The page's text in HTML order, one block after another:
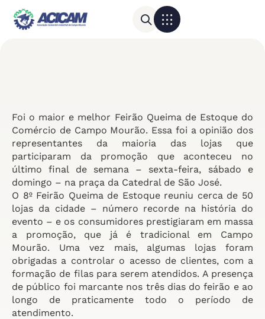
Foi o maior e melhor Feirão Queima de Estoque do
Comércio de Campo Mourão. Essa foi a opinião dos
representantes da maioria das lojas que
participaram da promoção que aconteceu no
último final de semana – sexta-feira, sábado e
domingo – na praça da Catedral de São José.
O 8º Feirão Queima de Estoque reuniu cerca de 50
lojas da cidade – número recorde na história do
evento – e os consumidores prestigiaram em massa
a promoção, que já é tradicional em Campo
Mourão. Uma vez mais, algumas lojas foram
obrigadas a controlar o acesso de clientes, com a
formação de filas para serem atendidos. A presença
de público foi marcante nos três dias do feirão e ao
longo de praticamente todo o período de
atendimento.